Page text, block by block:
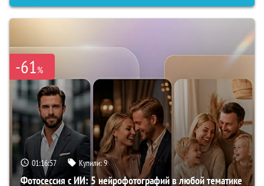
-61%
01:16:56 Купили:9
Фотосессия с ИИ: 5 нейрофотографий в любой тематике